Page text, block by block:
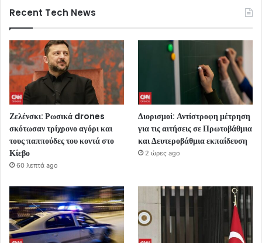
Recent Tech News
Ζελένσκι: Ρωσικά drones
σκότωσαν τρίχρονο αγόρι και
τους παππούδες του κοντά στο
Κίεβο
60 λεπτά ago
Διορισμοί: Αντίστροφη μέτρηση
για τις αιτήσεις σε Πρωτοβάθμια
και Δευτεροβάθμια εκπαίδευση
2 ώρες ago